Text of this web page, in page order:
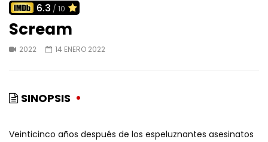
6.3 / 10
Scream
2022 14 ENERO 2022
SINOPSIS
Veinticinco años después de los espeluznantes asesinatos